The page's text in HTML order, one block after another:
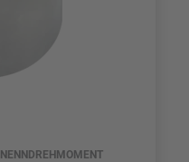
NENNDREHMOMENT